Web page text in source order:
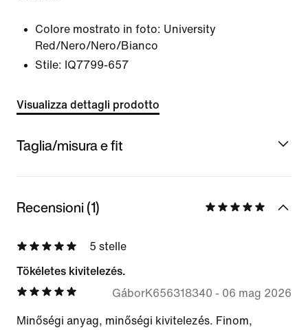
Colore mostrato in foto: University
Red/Nero/Nero/Bianco
Stile: IQ7799-657
Visualizza dettagli prodotto
Taglia/misura e fit
Recensioni (1)
5 stelle
Tökéletes kivitelezés.
GáborK656318340 - 06 mag 2026
Minőségi anyag, minőségi kivitelezés. Finom,